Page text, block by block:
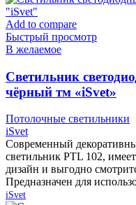
Add to compare
Быстрый просмотр
В желаемое
Cветильник
чёрный тм «iSvet»
Потолочные светильники
iSvet
Современный
светильник PTL 102,
дизайн и выгодно
Предназначен для
iSvet